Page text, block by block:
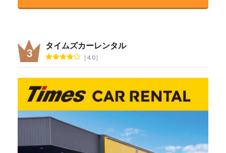
タイムズカーレンタル
4.0